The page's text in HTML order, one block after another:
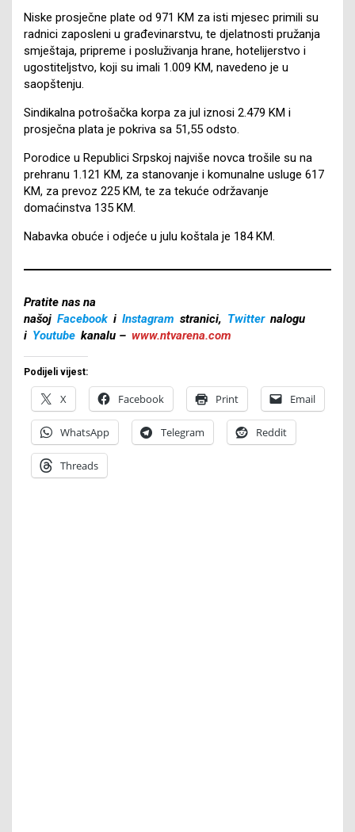
Niske prosječne plate od 971 KM za isti mjesec primili su
radnici zaposleni u građevinarstvu, te djelatnosti pružanja
smještaja, pripreme i posluživanja hrane, hotelijerstvo i
ugostiteljstvo, koji su imali 1.009 KM, navedeno je u
saopštenju.
Sindikalna potrošačka korpa za jul iznosi 2.479 KM i
prosječna plata je pokriva sa 51,55 odsto.
Porodice u Republici Srpskoj najviše novca trošile su na
prehranu 1.121 KM, za stanovanje i komunalne usluge 617
KM, za prevoz 225 KM, te za tekuće održavanje
domaćinstva 135 KM.
Nabavka obuće i odjeće u julu koštala je 184 KM.
Pratite nas na
našoj Facebook i Instagram stranici, Twitter nalogu
i Youtube kanalu – www.ntvarena.com
Podijeli vijest:
X Facebook Print Email
WhatsApp Telegram Reddit
Threads